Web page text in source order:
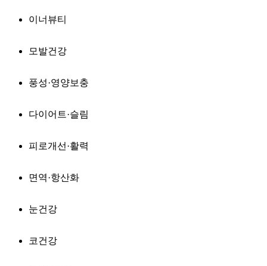
이너뷰티
모발건강
풍성·영양보충
다이어트·슬림
피로개선·활력
면역·항산화
눈건강
코건강